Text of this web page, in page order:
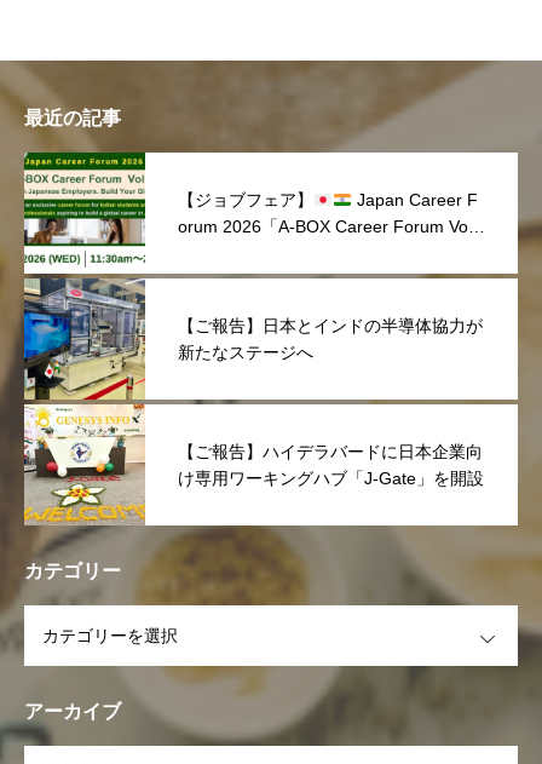
最近の記事
【ジョブフェア】
Japan Career F
orum 2026「A-BOX Career Forum Vol.
【ご報告】日本とインドの半導体協力が
新たなステージへ
【ご報告】ハイデラバードに日本企業向
け専用ワーキングハブ「J-Gate」を開設
カテゴリー
アーカイブ